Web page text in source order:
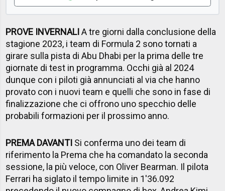
PROVE INVERNALI A tre giorni dalla conclusione della
stagione 2023, i team di Formula 2 sono tornati a
girare sulla pista di Abu Dhabi per la prima delle tre
giornate di test in programma. Occhi già al 2024
dunque con i piloti già annunciati al via che hanno
provato con i nuovi team e quelli che sono in fase di
finalizzazione che ci offrono uno specchio delle
probabili formazioni per il prossimo anno.
PREMA DAVANTI Si conferma uno dei team di
riferimento la Prema che ha comandato la seconda
sessione, la più veloce, con Oliver Bearman. Il pilota
Ferrari ha siglato il tempo limite in 1'36.092